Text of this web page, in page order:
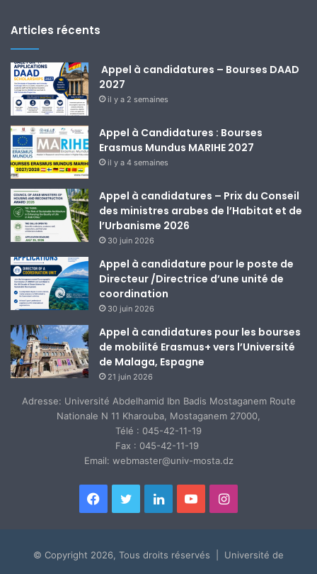
Articles récents
Appel à candidatures – Bourses DAAD
2027
il y a 2 semaines
Appel à Candidatures : Bourses
Erasmus Mundus MARIHE 2027
il y a 4 semaines
Appel à candidatures – Prix du Conseil
des ministres arabes de l’Habitat et de
l’Urbanisme 2026
30 juin 2026
Appel à candidature pour le poste de
Directeur /Directrice d’une unité de
coordination
30 juin 2026
Appel à candidatures pour les bourses
de mobilité Erasmus+ vers l’Université
de Malaga, Espagne
21 juin 2026
Adresse: Université Abdelhamid Ibn Badis Mostaganem Route
Nationale N 11 Kharouba, Mostaganem 27000,
Télé : 045-42-11-19
Fax : 045-42-11-19
Email: webmaster@univ-mosta.dz
Facebook
TwitterLinkedinYouTubeInstagram
© Copyright 2026, Tous droits réservés | Université de